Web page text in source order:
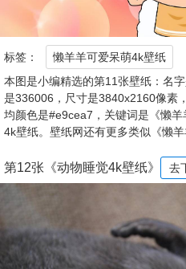
标签：
懒羊羊可爱呆萌4k壁纸
本图是小编精选的第11张壁纸：名
是336006，尺寸是3840x2160像素
均颜色是#e9cea7，关键词是《懒
4k壁纸。壁纸网还有更多类似《懒
第12张《动物睡觉4k壁纸》 去